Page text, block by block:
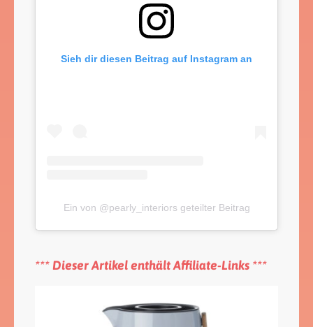
Sieh dir diesen Beitrag auf Instagram an
Ein von @pearly_interiors geteilter Beitrag
*** Dieser Artikel enthält Affiliate-Links ***